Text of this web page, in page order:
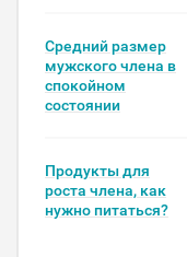
Средний размер
мужского члена в
спокойном
состоянии
Продукты для
роста члена, как
нужно питаться?